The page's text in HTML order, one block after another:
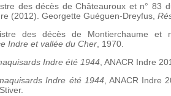
des décès de Châteauroux et n° 83
(2012). Georgette Guéguen-Dreyfus,
des décès de Montierchaume
Indre et vallée du Cher , 1970.
Indre été 1944 , ANACR Indre
Indre été 1944, ANACR Indre